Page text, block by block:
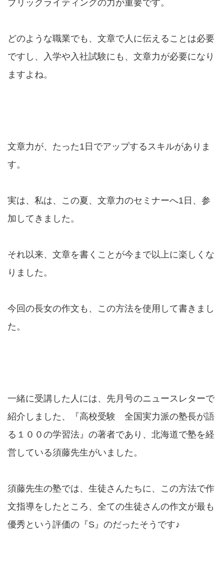
ブリックライティングの力が重要です。
どのような職業でも、文章で人に伝えることは必要
ですし、入学や入社試験にも、文章力が必要になり
ますよね。
文章力が、たった1日でアップするスキルがありま
す。
実は、私は、この夏、文章力のセミナーへ1日、参
加してきました。
それ以来、文章を書くことが今まで以上に楽しくな
りました。
今回の長女の作文も、この方法を使用して書きまし
た。
一緒に受講した人には、先月号のニュースレターで
紹介しました、『高校受験 全国実力派の塾長が語
る１００の学習法』の著者であり、北海道で塾を経
営している須藤先生がいました。
須藤先生の塾では、生徒さんたちに、この方法で作
文指導をしたところ、全ての生徒さんの作文が最も
優秀という評価の『S』のだったそうです♪